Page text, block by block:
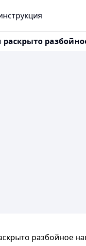
раскрыто
разбойное